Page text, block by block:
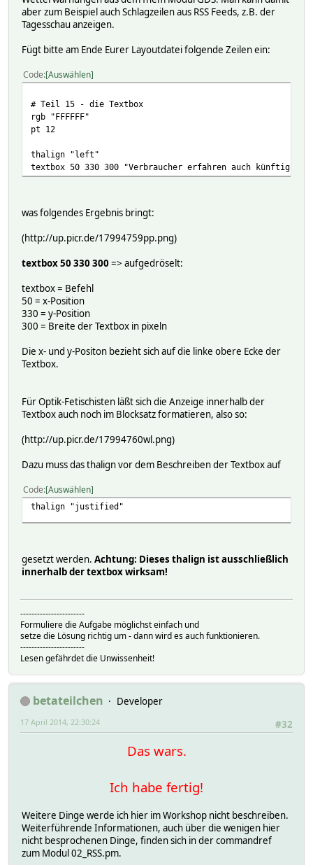
text 470 y {
condition { ReadingsVal("Melder_FSr","state","") eq
rgb "FFFF00"
moveby 0 20
text 410 y { "SZ re" }
text 470 y {
condition { ReadingsVal("Melder_FKl","state","") eq
rgb "FF0000"
moveby 0 20
text 470 y {
moveby 0 20
text 410 y { "KU re" }
text 470 y {
condition { ReadingsVal("Melder_FKr","state","") eq
moveby 0 20
text 410 y { "KU re" }
text 470 y {
condition { ReadingsVal("Melder_FAl","state","") eq
rgb "FF0000"
moveby 0 20
condition { ReadingsVal("Melder_FAr","state","") eq
moveby 0 20
text 410 y { "AZ re" }
text 470 y {
condition { ReadingsVal("Melder_FAr","state","") eq
rgb "FFFF00"
moveby 0 20
text 410 y { "AZ re" }
aber zum Beispiel auch Schlagzeilen aus RSS Feeds, z.B. der
Tagesschau anzeigen.
Fügt bitte am Ende Eurer Layoutdatei folgende Zeilen ein:
Code Auswählen
# Teil 15 - die Textbox
rgb "FFFFFF"
pt 12
thalign "left"
textbox 50 330 300 "Verbraucher erfahren auch künftig
was folgendes Ergebnis bringt:
(http://up.picr.de/17994759pp.png)
textbox 50 330 300=> aufgedröselt:
textbox = Befehl
50 = x-Position
330 = y-Position
300 = Breite der Textbox in pixeln
Die x- und y-Positon bezieht sich auf die linke obere Ecke der
Textbox.
Für Optik-Fetischisten läßt sich die Anzeige innerhalb der
Textbox auch noch im Blocksatz formatieren, also so:
(http://up.picr.de/17994760wl.png)
Dazu muss das thalign vor dem Beschreiben der Textbox auf
Code Auswählen
thalign "justified"
gesetzt werden. Achtung: Dieses thalign ist ausschließlich
innerhalb der textbox wirksam!
-----------------------
Formuliere die Aufgabe möglichst einfach und
setze die Lösung richtig um - dann wird es auch funktionieren.
-----------------------
Lesen gefährdet die Unwissenheit!
betateilchen
Developer
#32
17 April 2014, 22:30:24
Das wars.
Ich habe fertig!
Weitere Dinge werde ich hier im Workshop nicht beschreiben.
Weiterführende Informationen, auch über die wenigen hier
nicht besprochenen Dinge, finden sich in der commandref
zum Modul 02_RSS.pm.